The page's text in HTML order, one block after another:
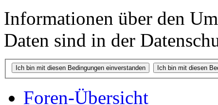
Informationen über den
Daten sind in der
Foren-Übersicht